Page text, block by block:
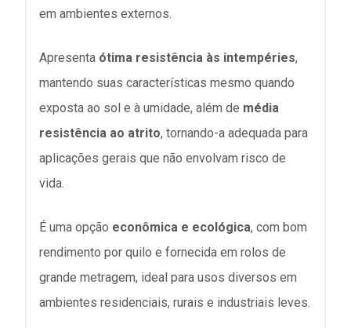
em ambientes externos.
Apresenta ótima resistência às intempéries,
mantendo suas características mesmo quando
exposta ao sol e à umidade, além de média
resistência ao atrito, tornando-a adequada para
aplicações gerais que não envolvam risco de
vida.
É uma opção econômica e ecológica, com bom
rendimento por quilo e fornecida em rolos de
grande metragem, ideal para usos diversos em
ambientes residenciais, rurais e industriais leves.